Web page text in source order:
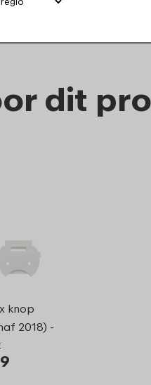
dit
knop
2018) -